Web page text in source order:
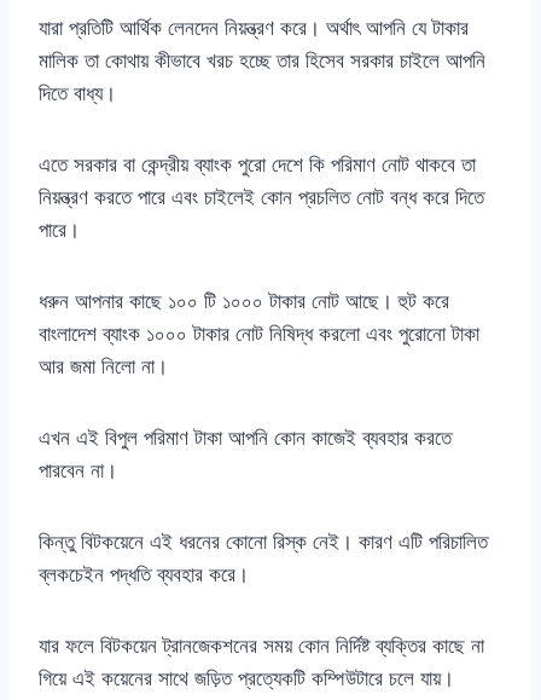
যারা প্রতিটি আর্থিক লেনদেন নিয়ন্ত্রণ করে। অর্থাৎ আপনি যে টাকার
মালিক তা কোথায় কীভাবে খরচ হচ্ছে তার হিসেব সরকার চাইলে আপনি
দিতে বাধ্য।
এতে সরকার বা কেন্দ্রীয় ব্যাংক পুরো দেশে কি পরিমাণ নোট থাকবে তা
নিয়ন্ত্রণ করতে পারে এবং চাইলেই কোন প্রচলিত নোট বন্ধ করে দিতে
পারে।
ধরুন আপনার কাছে ১০০ টি ১০০০ টাকার নোট আছে। হুট করে
বাংলাদেশ ব্যাংক ১০০০ টাকার নোট নিষিদ্ধ করলো এবং পুরোনো টাকা
আর জমা নিলো না।
এখন এই বিপুল পরিমাণ টাকা আপনি কোন কাজেই ব্যবহার করতে
পারবেন না।
কিন্তু বিটকয়েনে এই ধরনের কোনো রিস্ক নেই। কারণ এটি পরিচালিত
ব্লকচেইন পদ্ধতি ব্যবহার করে।
যার ফলে বিটকয়েন ট্রানজেকশনের সময় কোন নির্দিষ্ট ব্যক্তির কাছে না
গিয়ে এই কয়েনের সাথে জড়িত প্রত্যেকটি কম্পিউটারে চলে যায়।